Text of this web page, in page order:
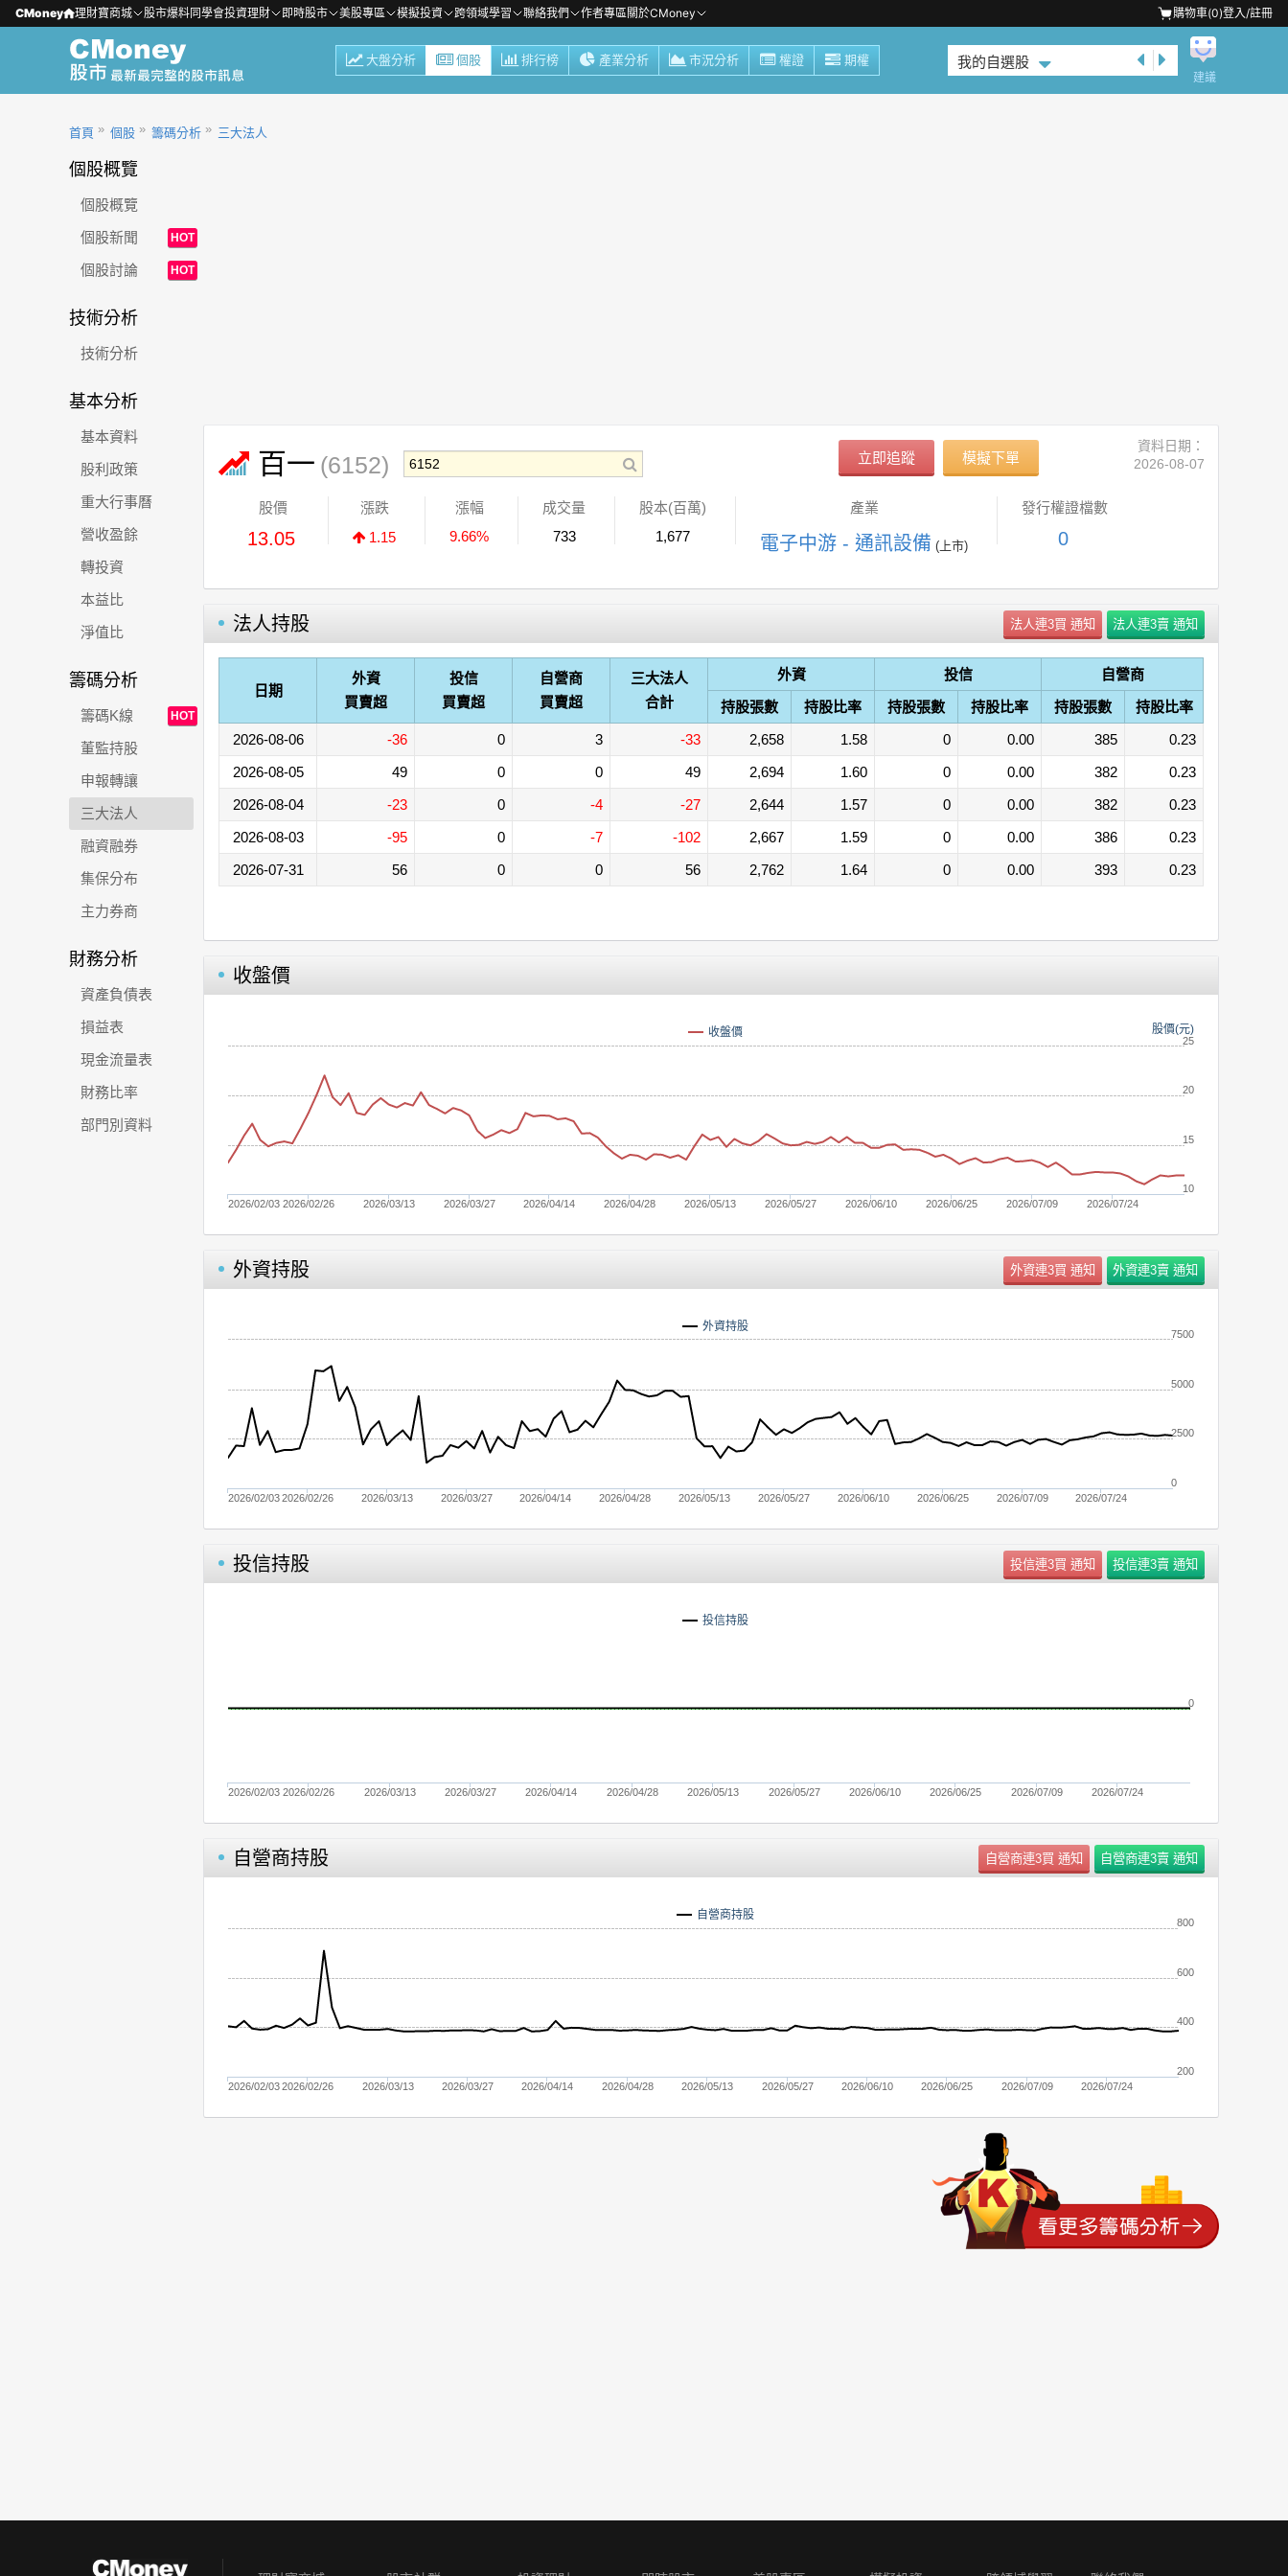
CMoney 理財寶商城 股市爆料同學會投資理財 即時股市 美股專區 模擬投資 跨領域學習 聯絡我們 作者專區關於CMoney 購物車(0)登入/註冊
大盤分析 個股 排行榜 產業分析 市況分析 權證 期權 我的自選股
建議
首頁 個股 籌碼分析 三大法人
個股概覽
個股概覽
個股新聞
HOT
個股討論 HOT
技術分析
技術分析
基本分析
基本資料
股利政策
重大行事曆
營收盈餘
轉投資
本益比
淨值比
籌碼分析
籌碼K線 HOT
董監持股
申報轉讓
三大法人
融資融券
集保分布
主力券商
財務分析
資產負債表
損益表
現金流量表
財務比率
部門別資料
百一 (6152) 立即追蹤 模擬下單
資料日期：
2026-08-07
股價
13.05
漲跌
1.15
漲幅
9.66%
成交量
733
股本(百萬)
1,677
產業
電子中游 - 通訊設備 (上市)
發行權證檔數
0
法人持股
日期
外資
買賣超
投信
買賣超
自營商
買賣超
三大法人
合計
外資 投信
自營商
持股張數
持股比率 持股張數 持股比率 持股張數
持股比率
2026-08-06
-36 0 3 -33 2,658 1.58 0 0.00 385
0.23
2026-08-05
49 0 0 49 2,694 1.60 0 0.00 382
0.23
2026-08-04
-23 0 -4 -27 2,644 1.57 0 0.00 382
0.23
2026-08-03
-95 0 -7 -102 2,667 1.59 0 0.00 386
0.23
2026-07-31
56 0 0 56 2,762 1.64 0 0.00 393 0.23
收盤價
股價(元)
收盤價
2026/02/03 2026/02/26 2026/03/13 2026/03/27 2026/04/14 2026/04/28 2026/05/13 2026/05/27 2026/06/10 2026/06/25 2026/07/09 2026/07/24
10
15
20
25
外資持股
外資持股
2026/02/032026/02/26 2026/03/13 2026/03/27 2026/04/14 2026/04/28 2026/05/13 2026/05/27 2026/06/10 2026/06/25 2026/07/09 2026/07/24
0
2500
5000
7500
投信持股
投信持股
2026/02/03 2026/02/26 2026/03/13 2026/03/27 2026/04/14 2026/04/28 2026/05/13 2026/05/27 2026/06/10 2026/06/25 2026/07/09 2026/07/24
0
自營商持股
自營商持股
2026/02/032026/02/26 2026/03/13 2026/03/27 2026/04/14 2026/04/28 2026/05/13 2026/05/27 2026/06/10 2026/06/25 2026/07/09 2026/07/24
400
600
800
200